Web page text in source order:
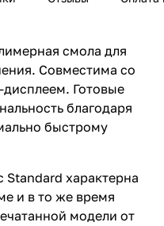
смола для
Совместима со
дисплеем. Готовые
благодаря
быстрому
характерна
и в то же время
модели от